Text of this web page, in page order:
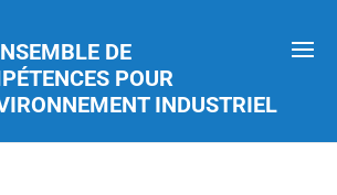
DE
POUR
INDUSTRIEL